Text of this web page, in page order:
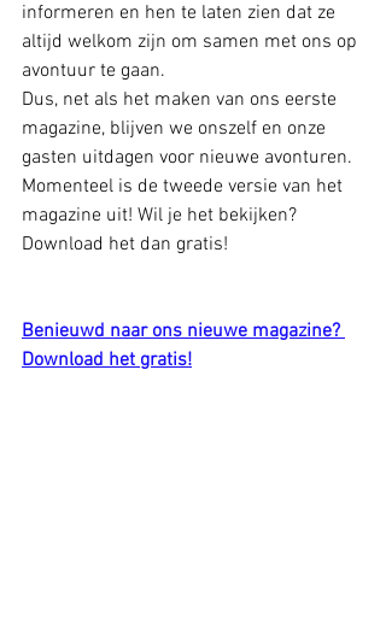
informeren en hen te laten zien dat ze
altijd welkom zijn om samen met ons op
avontuur te gaan.
Dus, net als het maken van ons eerste
magazine, blijven we onszelf en onze
gasten uitdagen voor nieuwe avonturen.
Momenteel is de tweede versie van het
magazine uit! Wil je het bekijken?
Download het dan gratis!
Benieuwd naar ons nieuwe magazine?
Download het gratis!